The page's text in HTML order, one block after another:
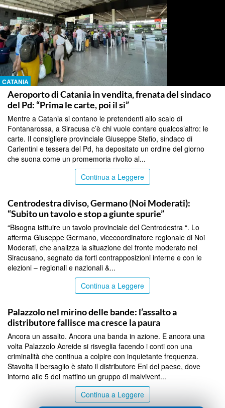
CATANIA
Aeroporto di Catania in vendita, frenata del sindaco
del Pd: “Prima le carte, poi il sì”
Mentre a Catania si contano le pretendenti allo scalo di
Fontanarossa, a Siracusa c’è chi vuole contare qualcos’altro: le
carte. Il consigliere provinciale Giuseppe Stefio, sindaco di
Carlentini e tessera del Pd, ha depositato un ordine del giorno
che suona come un promemoria rivolto al...
Continua a Leggere
Centrodestra diviso, Germano (Noi Moderati):
“Subito un tavolo e stop a giunte spurie”
“Bisogna istituire un tavolo provinciale del Centrodestra “. Lo
afferma Giuseppe Germano, vicecoordinatore regionale di Noi
Moderati, che analizza la situazione del fronte moderato nel
Siracusano, segnato da forti contrapposizioni interne e con le
elezioni – regionali e nazionali &...
Continua a Leggere
Palazzolo nel mirino delle bande: l’assalto a
distributore fallisce ma cresce la paura
Ancora un assalto. Ancora una banda in azione. E ancora una
volta Palazzolo Acreide si risveglia facendo i conti con una
criminalità che continua a colpire con inquietante frequenza.
Stavolta il bersaglio è stato il distributore Eni del paese, dove
intorno alle 5 del mattino un gruppo di malvivent...
Continua a Leggere